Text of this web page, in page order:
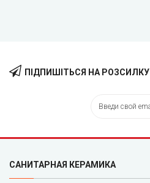
ПІДПИШІТЬСЯ НА РОЗСИЛКУ
САНИТАРНАЯ КЕРАМИКА